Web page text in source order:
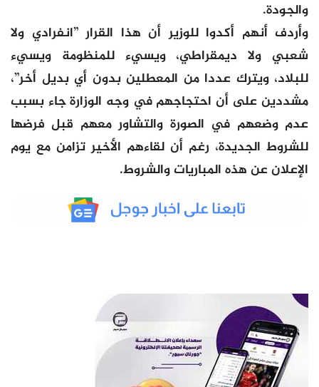
والجودة.
وأردف أنهم أكدوا للوزير أن هذا القرار ”انفرادي ولا
شعبي ولا ديمقراطي، ويسيء للمنظومة ويسيء
للبلاد، ويترك عددا من المعطلين بدون أي بديل أخر”،
مشددين على أن احتجاجهم في وجه الوزارة جاء بسبب
عدم وضعهم في الصورة والتشاور معهم قبل فرضها
للشروط الجديدة، رغم أن لقاءهم الأخير تزامن مع يوم
الإعلان عن هذه المباريات والشروط.